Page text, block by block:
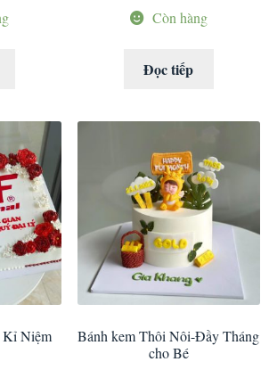
Còn hàng
Đọc tiếp
Kỉ Niệm
Bánh kem Thôi Nôi-Đầy Tháng
cho Bé